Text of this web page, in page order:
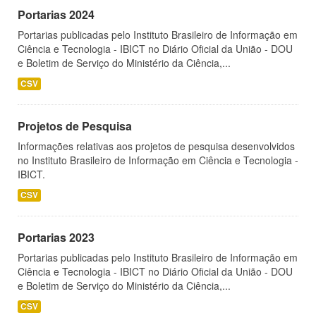
Portarias 2024
Portarias publicadas pelo Instituto Brasileiro de Informação em
Ciência e Tecnologia - IBICT no Diário Oficial da União - DOU
e Boletim de Serviço do Ministério da Ciência,...
CSV
Projetos de Pesquisa
Informações relativas aos projetos de pesquisa desenvolvidos
no Instituto Brasileiro de Informação em Ciência e Tecnologia -
IBICT.
CSV
Portarias 2023
Portarias publicadas pelo Instituto Brasileiro de Informação em
Ciência e Tecnologia - IBICT no Diário Oficial da União - DOU
e Boletim de Serviço do Ministério da Ciência,...
CSV